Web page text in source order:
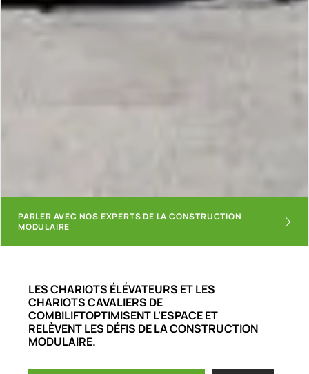
PARLER AVEC NOS EXPERTS DE LA CONSTRUCTION
MODULAIRE
LES CHARIOTS ÉLÉVATEURS ET LES
CHARIOTS CAVALIERS DE
COMBILIFTOPTIMISENT L'ESPACE ET
RELÈVENT LES DÉFIS DE LA CONSTRUCTION
MODULAIRE.